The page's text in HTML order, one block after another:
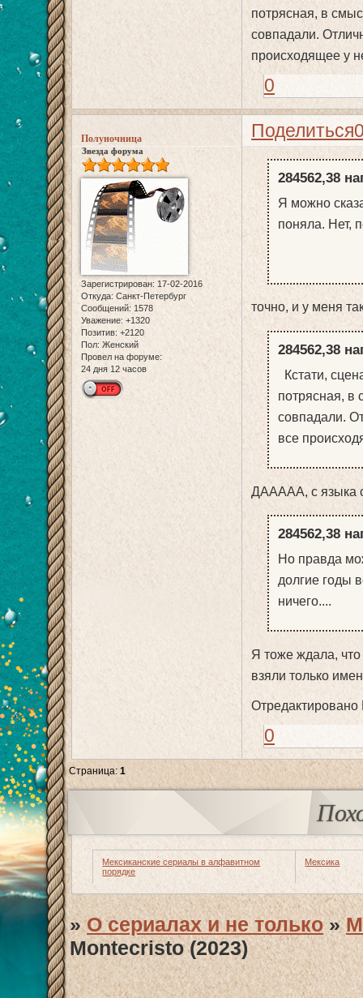
потрясная, в
совпадали.
происходящее у
0
Поделиться
Полуночница
Звезда форума
Зарегистрирован: 17-02-2016
Откуда: Санкт-Петербург
Сообщений: 1578
Уважение: +1320
Позитив: +2120
Пол: Женский
Провел на форуме:
24 дня 12 часов
284562,38
Я можно
поняла. Нет,
точно, и у меня
284562,38
Кстати,
потрясная, в
совпадали.
все
ДААААА, с языка
284562,38
Но правда
долгие годы
ничего....
Я тоже ждала, что
взяли только
0
Страница:1
Мексиканские сериалы в алфавитном
порядке
Мексика
»О сериалах и не только »
Montecristo (2023)